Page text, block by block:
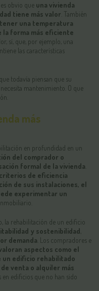
obvio que una vivienda
tiene más valor . También
una temperatura
la forma más eficiente
sí, que, por ejemplo, una
las características
todavía piensan que su
mantenimiento. O que
más
en profundidad en un
del comprador o
formal de la vivienda
criterios de eficiencia
de sus instalaciones, el
experimentar un
la rehabilitación de un edificio
y sostenibilidad
demanda . Los compradores e
aspectos como el
un edificio rehabilitado
venta o alquiler más
edificios que no han sido